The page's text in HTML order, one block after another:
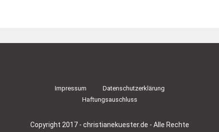
Impressum
Datenschutzerklärung
Haftungsauschluss
Copyright 2017 - christianekuester.de - Alle Rechte